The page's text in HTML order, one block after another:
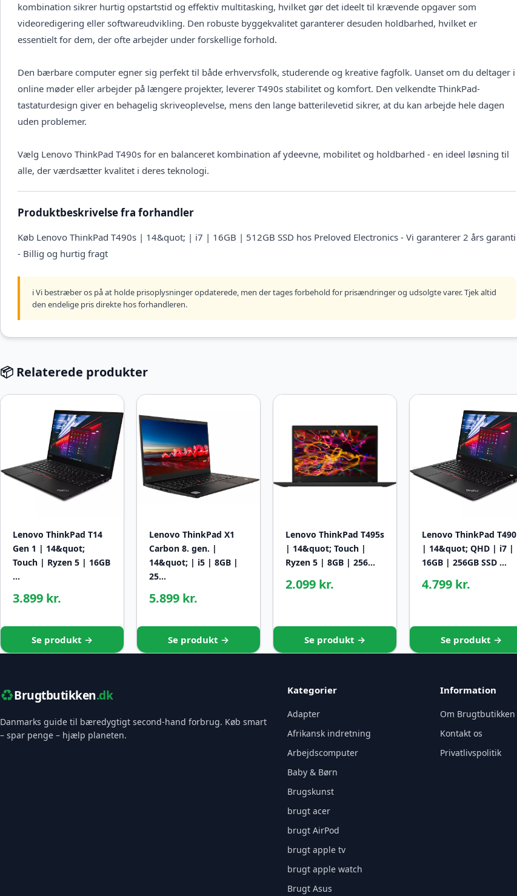
kombination sikrer hurtig opstartstid og effektiv multitasking, hvilket gør det ideelt til krævende opgaver som
videoredigering eller softwareudvikling. Den robuste byggekvalitet garanterer desuden holdbarhed, hvilket er
essentielt for dem, der ofte arbejder under forskellige forhold.
Den bærbare computer egner sig perfekt til både erhvervsfolk, studerende og kreative fagfolk. Uanset om du deltager i
online møder eller arbejder på længere projekter, leverer T490s stabilitet og komfort. Den velkendte ThinkPad-
tastaturdesign giver en behagelig skriveoplevelse, mens den lange batterilevetid sikrer, at du kan arbejde hele dagen
uden problemer.
Vælg Lenovo ThinkPad T490s for en balanceret kombination af ydeevne, mobilitet og holdbarhed - en ideel løsning til
alle, der værdsætter kvalitet i deres teknologi.
Produktbeskrivelse fra forhandler
Køb Lenovo ThinkPad T490s | 14&quot; | i7 | 16GB | 512GB SSD hos Preloved Electronics - Vi garanterer 2 års garanti
- Billig og hurtig fragt
ℹ️ Vi bestræber os på at holde prisoplysninger opdaterede, men der tages forbehold for prisændringer og udsolgte varer. Tjek altid
den endelige pris direkte hos forhandleren.
📦 Relaterede produkter
Lenovo ThinkPad T14
Gen 1 | 14&quot;
Touch | Ryzen 5 | 16GB
…
3.899 kr.
Se produkt →
Lenovo ThinkPad X1
Carbon 8. gen. |
14&quot; | i5 | 8GB |
25…
5.899 kr.
Se produkt →
Lenovo ThinkPad T495s
| 14&quot; Touch |
Ryzen 5 | 8GB | 256…
2.099 kr.
Se produkt →
Lenovo ThinkPad T490
| 14&quot; QHD | i7 |
16GB | 256GB SSD …
4.799 kr.
Se produkt →
♻️Brugtbutikken.dk
Danmarks guide til bæredygtigt second-hand forbrug. Køb smart
– spar penge – hjælp planeten.
Kategorier
Adapter
Afrikansk indretning
Arbejdscomputer
Baby & Børn
Brugskunst
brugt acer
brugt AirPod
brugt apple tv
brugt apple watch
Brugt Asus
Information
Om Brugtbutikken
Kontakt os
Privatlivspolitik